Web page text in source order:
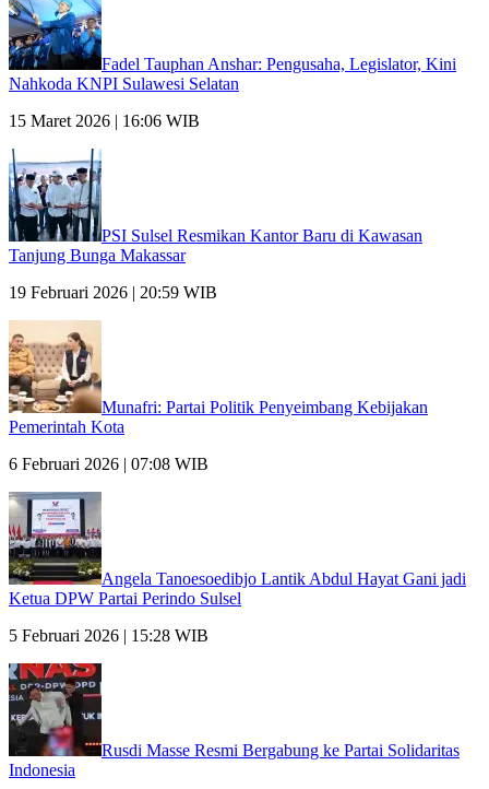
Fadel Tauphan Anshar: Pengusaha, Legislator, Kini
Nahkoda KNPI Sulawesi Selatan
15 Maret 2026 | 16:06 WIB
PSI Sulsel Resmikan Kantor Baru di Kawasan
Tanjung Bunga Makassar
19 Februari 2026 | 20:59 WIB
Munafri: Partai Politik Penyeimbang Kebijakan
Pemerintah Kota
6 Februari 2026 | 07:08 WIB
Angela Tanoesoedibjo Lantik Abdul Hayat Gani jadi
Ketua DPW Partai Perindo Sulsel
5 Februari 2026 | 15:28 WIB
Rusdi Masse Resmi Bergabung ke Partai Solidaritas
Indonesia